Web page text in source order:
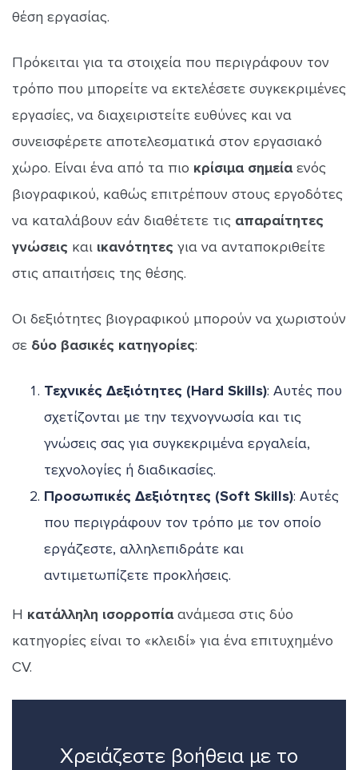
θέση εργασίας.
Πρόκειται για τα στοιχεία που περιγράφουν τον
τρόπο που μπορείτε να εκτελέσετε συγκεκριμένες
εργασίες, να διαχειριστείτε ευθύνες και να
συνεισφέρετε αποτελεσματικά στον εργασιακό
χώρο. Είναι ένα από τα πιο κρίσιμα σημείαενός
βιογραφικού, καθώς επιτρέπουν στους εργοδότες
να καταλάβουν εάν διαθέτετε τις απαραίτητες
γνώσεις και ικανότητες για να ανταποκριθείτε
στις απαιτήσεις της θέσης.
Οι δεξιότητες βιογραφικού μπορούν να χωριστούν
σε δύο βασικές κατηγορίες:
Τεχνικές Δεξιότητες (Hard Skills): Αυτές που
σχετίζονται με την τεχνογνωσία και τις
γνώσεις σας για συγκεκριμένα εργαλεία,
τεχνολογίες ή διαδικασίες.
Προσωπικές Δεξιότητες (Soft Skills): Αυτές
που περιγράφουν τον τρόπο με τον οποίο
εργάζεστε, αλληλεπιδράτε και
αντιμετωπίζετε προκλήσεις.
Η κατάλληλη ισορροπίαανάμεσα στις δύο
κατηγορίες είναι το «κλειδί» για ένα επιτυχημένο
CV.
Χρειάζεστε βοήθεια με το